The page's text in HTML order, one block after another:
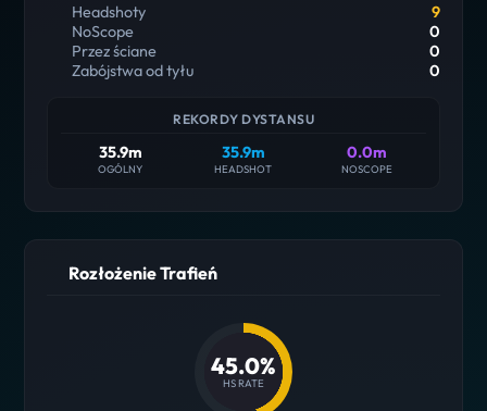
Headshoty
9
NoScope
0
Przez ściane
0
Zabójstwa od tyłu
0
REKORDY DYSTANSU
35.9m
OGÓLNY
35.9m
HEADSHOT
0.0m
NOSCOPE
Rozłożenie Trafień
45.0%
HS RATE